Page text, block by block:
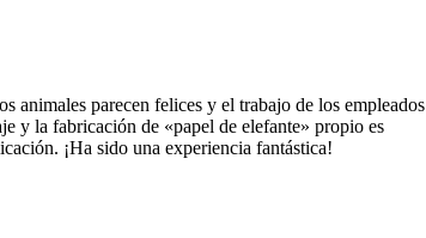
animales parecen felices y el trabajo de los empleados
y la fabricación de «papel de elefante» propio es
¡Ha sido una experiencia fantástica!